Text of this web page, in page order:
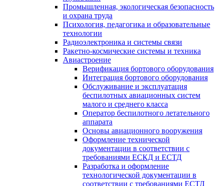
Промышленная, экологическая безопасность
и охрана труда
Психология, педагогика и образовательные
технологии
Радиоэлектроника и системы связи
Ракетно-космические системы и техника
Авиастроение
Верификация бортового оборудования
Интеграция бортового оборудования
Обслуживание и эксплуатация
беспилотных авиационных систем
малого и среднего класса
Оператор беспилотного летательного
аппарата
Основы авиационного вооружения
Оформление технической
документации в соответствии с
требованиями ЕСКД и ЕСТД
Разработка и оформление
технологической документации в
соответствии с требованиями ЕСТД